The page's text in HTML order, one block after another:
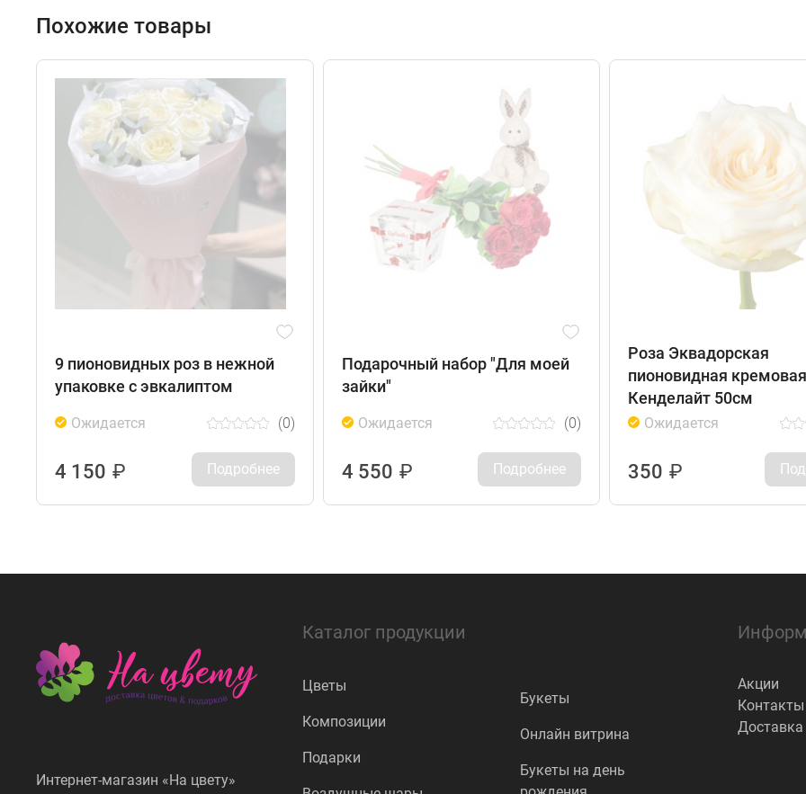
Похожие товары
9 пионовидных роз в нежной
упаковке с эвкалиптом
Ожидается (0)
4 150 ₽ Подробнее
Подарочный набор "Для моей
зайки"
Ожидается (0)
4 550 ₽ Подробнее
Роза Эквадорская
пионовидная кремовая
Кенделайт 50см
Ожидается
350 ₽
Интернет-магазин «На цвету»
Каталог продукции
Цветы
Композиции
Подарки
Букеты
Онлайн витрина
Букеты на день
Акции
Контакты
Доставка